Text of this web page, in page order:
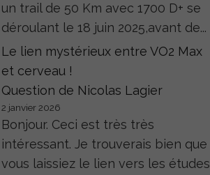
un trail de 50 Km avec 1700 D+ se
déroulant le 18 juin 2025,avant de...
Le lien mystérieux entre VO2 Max
et cerveau !
Question de Nicolas Lagier
2 janvier 2026
Bonjour. Ceci est très très
intéressant. Je trouverais bien que
vous laissiez le lien vers les études